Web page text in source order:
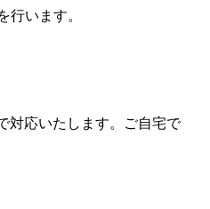
います。
対応いたします。ご自宅で